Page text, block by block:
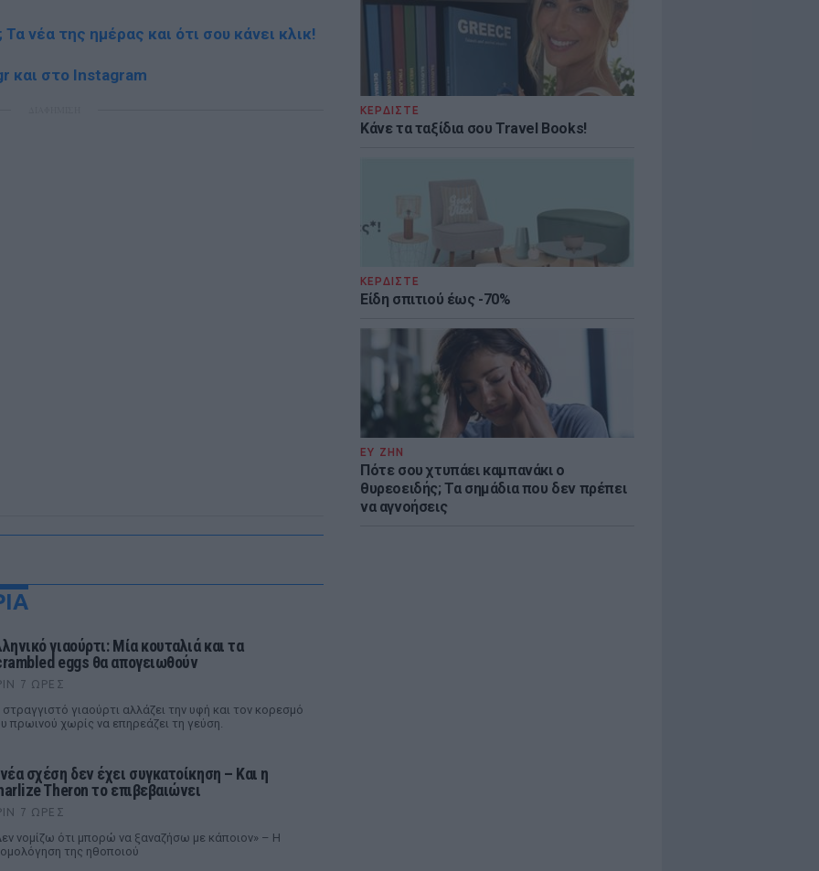
ΚΕΡΔΙΣΤΕ
Κάνε τα ταξίδια σου Travel Books!
ΚΕΡΔΙΣΤΕ
Είδη σπιτιού έως -70%
ΕΥ ΖΗΝ
Πότε σου χτυπάει καμπανάκι ο
θυρεοειδής; Τα σημάδια που δεν πρέπει
να αγνοήσεις
νέα της ημέρας και ότι σου κάνει κλικ!
και στο Instagram
γιαούρτι: Μία κουταλιά και τα
eggs θα απογειωθούν
7 ΏΡΕΣ
στραγγιστό γιαούρτι αλλάζει την υφή και τον κορεσμό
πρωινού χωρίς να επηρεάζει τη γεύση.
σχέση δεν έχει συγκατοίκηση – Και η
Theron το επιβεβαιώνει
7 ΏΡΕΣ
νομίζω ότι μπορώ να ξαναζήσω με κάποιον» – Η
της ηθοποιού